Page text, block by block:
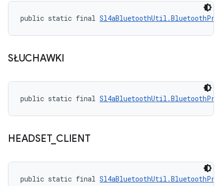
public static final
SŁUCHAWKI
public static final
HEADSET_ CLIENT
public static final